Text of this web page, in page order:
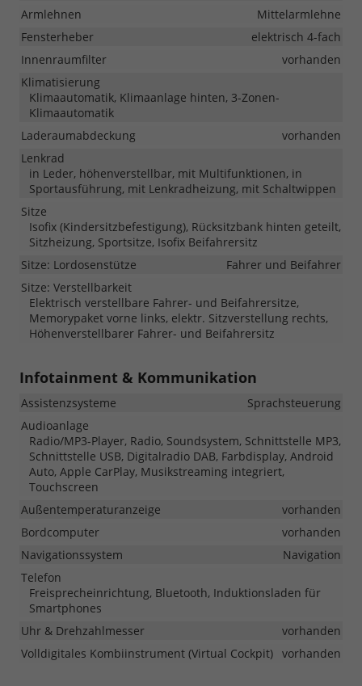
Armlehnen
Mittelarmlehne
Fensterheber
elektrisch 4-fach
Innenraumfilter
vorhanden
Klimatisierung
Klimaautomatik, Klimaanlage hinten, 3-Zonen-
Klimaautomatik
Laderaumabdeckung
vorhanden
Lenkrad
in Leder, höhenverstellbar, mit Multifunktionen, in
Sportausführung, mit Lenkradheizung, mit Schaltwippen
Sitze
Isofix (Kindersitzbefestigung), Rücksitzbank hinten geteilt,
Sitzheizung, Sportsitze, Isofix Beifahrersitz
Sitze: Lordosenstütze
Fahrer und Beifahrer
Sitze: Verstellbarkeit
Elektrisch verstellbare Fahrer- und Beifahrersitze,
Memorypaket vorne links, elektr. Sitzverstellung rechts,
Höhenverstellbarer Fahrer- und Beifahrersitz
Infotainment & Kommunikation
Assistenzsysteme
Sprachsteuerung
Audioanlage
Radio/MP3-Player, Radio, Soundsystem, Schnittstelle MP3,
Schnittstelle USB, Digitalradio DAB, Farbdisplay, Android
Auto, Apple CarPlay, Musikstreaming integriert,
Touchscreen
Außentemperaturanzeige
vorhanden
Bordcomputer
vorhanden
Navigationssystem
Navigation
Telefon
Freisprecheinrichtung, Bluetooth, Induktionsladen für
Smartphones
Uhr & Drehzahlmesser
vorhanden
Volldigitales Kombiinstrument (Virtual Cockpit) vorhanden